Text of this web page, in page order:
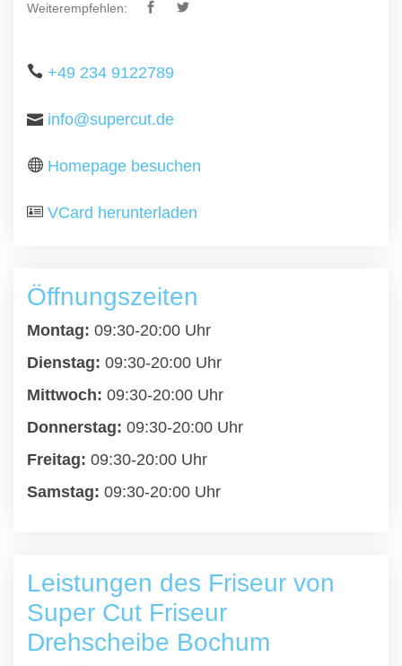
Weiterempfehlen:
+49 234 9122789
info@supercut.de
Homepage besuchen
VCard herunterladen
Öffnungszeiten
Montag: 09:30-20:00 Uhr
Dienstag: 09:30-20:00 Uhr
Mittwoch: 09:30-20:00 Uhr
Donnerstag: 09:30-20:00 Uhr
Freitag: 09:30-20:00 Uhr
Samstag: 09:30-20:00 Uhr
Leistungen des Friseur von
Super Cut Friseur
Drehscheibe Bochum